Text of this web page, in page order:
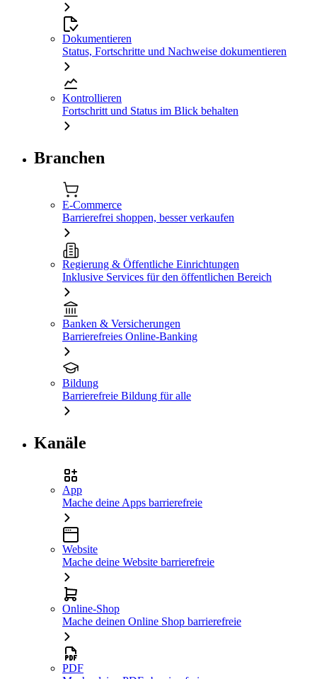
Dokumentieren
Status, Fortschritte und Nachweise dokumentieren
Kontrollieren
Fortschritt und Status im Blick behalten
Branchen
E-Commerce
Barrierefrei shoppen, besser verkaufen
Regierung & Öffentliche Einrichtungen
Inklusive Services für den öffentlichen Bereich
Banken & Versicherungen
Barrierefreies Online-Banking
Bildung
Barrierefreie Bildung für alle
Kanäle
App
Mache deine Apps barrierefreie
Website
Mache deine Website barrierefreie
Online-Shop
Mache deinen Online Shop barrierefreie
PDF